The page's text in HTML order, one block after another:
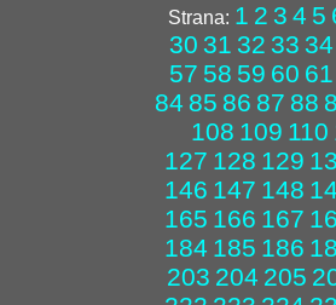
Strana: 1 2 3 4 5
30 31 32 33 34
57 58 59 60 61
84 85 86 87 88
108 109 110
127 128 129
146 147 148
165 166 167
184 185 186
203 204 205